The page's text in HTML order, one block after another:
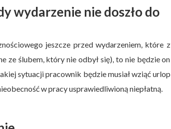
wydarzenie nie doszło do
jeszcze przed wydarzeniem, które z
ze ślubem, który nie odbył się), to nie będzie on
sytuacji pracownik będzie musiał wziąć urlop
w pracy usprawiedliwioną niepłatną.